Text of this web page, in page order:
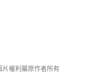
片權利屬原作者所有